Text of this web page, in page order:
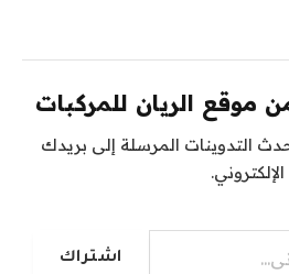
موقع الريان للمركبات
التدوينات المرسلة إلى بريدك
الإلكتروني.
اشتراك